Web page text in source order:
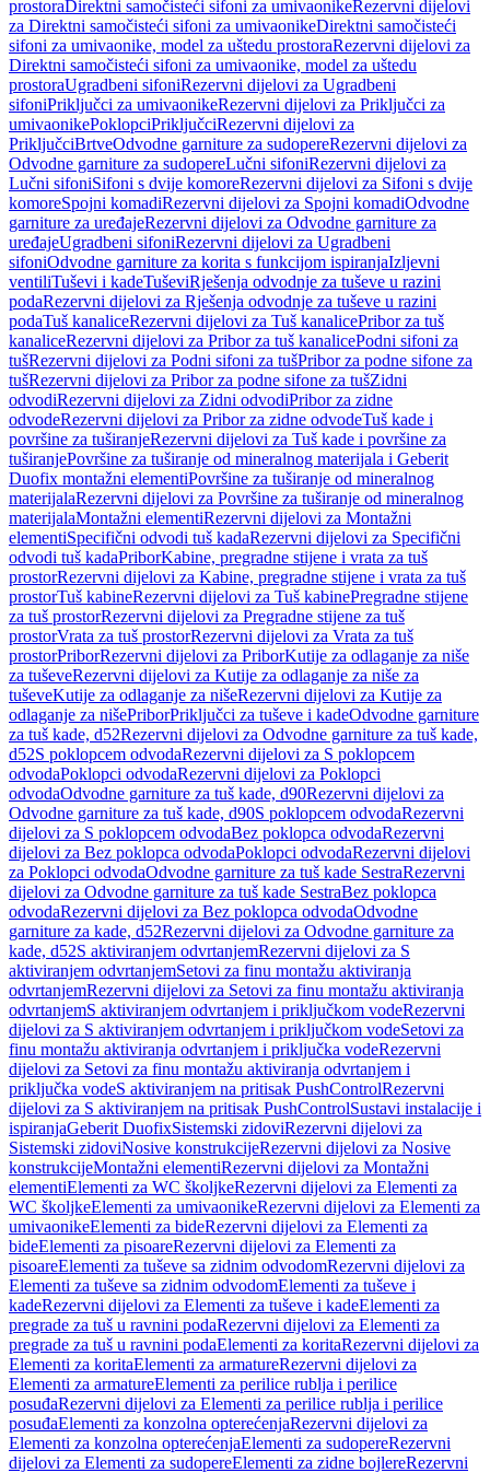
prostoraDirektni samočisteći sifoni za umivaonikeRezervni dijelovi
za Direktni samočisteći sifoni za umivaonikeDirektni samočisteći
sifoni za umivaonike, model za uštedu prostoraRezervni dijelovi za
Direktni samočisteći sifoni za umivaonike, model za uštedu
prostoraUgradbeni sifoniRezervni dijelovi za Ugradbeni
sifoniPriključci za umivaonikeRezervni dijelovi za Priključci za
umivaonikePoklopciPriključciRezervni dijelovi za
PriključciBrtveOdvodne garniture za sudopereRezervni dijelovi za
Odvodne garniture za sudopereLučni sifoniRezervni dijelovi za
Lučni sifoniSifoni s dvije komoreRezervni dijelovi za Sifoni s dvije
komoreSpojni komadiRezervni dijelovi za Spojni komadiOdvodne
garniture za uređajeRezervni dijelovi za Odvodne garniture za
uređajeUgradbeni sifoniRezervni dijelovi za Ugradbeni
sifoniOdvodne garniture za korita s funkcijom ispiranjaIzljevni
ventiliTuševi i kadeTuševiRješenja odvodnje za tuševe u razini
podaRezervni dijelovi za Rješenja odvodnje za tuševe u razini
podaTuš kanaliceRezervni dijelovi za Tuš kanalicePribor za tuš
kanaliceRezervni dijelovi za Pribor za tuš kanalicePodni sifoni za
tušRezervni dijelovi za Podni sifoni za tušPribor za podne sifone za
tušRezervni dijelovi za Pribor za podne sifone za tušZidni
odvodiRezervni dijelovi za Zidni odvodiPribor za zidne
odvodeRezervni dijelovi za Pribor za zidne odvodeTuš kade i
površine za tuširanjeRezervni dijelovi za Tuš kade i površine za
tuširanjePovršine za tuširanje od mineralnog materijala i Geberit
Duofix montažni elementiPovršine za tuširanje od mineralnog
materijalaRezervni dijelovi za Površine za tuširanje od mineralnog
materijalaMontažni elementiRezervni dijelovi za Montažni
elementiSpecifični odvodi tuš kadaRezervni dijelovi za Specifični
odvodi tuš kadaPriborKabine, pregradne stijene i vrata za tuš
prostorRezervni dijelovi za Kabine, pregradne stijene i vrata za tuš
prostorTuš kabineRezervni dijelovi za Tuš kabinePregradne stijene
za tuš prostorRezervni dijelovi za Pregradne stijene za tuš
prostorVrata za tuš prostorRezervni dijelovi za Vrata za tuš
prostorPriborRezervni dijelovi za PriborKutije za odlaganje za niše
za tuševeRezervni dijelovi za Kutije za odlaganje za niše za
tuševeKutije za odlaganje za nišeRezervni dijelovi za Kutije za
odlaganje za nišePriborPriključci za tuševe i kadeOdvodne garniture
za tuš kade, d52Rezervni dijelovi za Odvodne garniture za tuš kade,
d52S poklopcem odvodaRezervni dijelovi za S poklopcem
odvodaPoklopci odvodaRezervni dijelovi za Poklopci
odvodaOdvodne garniture za tuš kade, d90Rezervni dijelovi za
Odvodne garniture za tuš kade, d90S poklopcem odvodaRezervni
dijelovi za S poklopcem odvodaBez poklopca odvodaRezervni
dijelovi za Bez poklopca odvodaPoklopci odvodaRezervni dijelovi
za Poklopci odvodaOdvodne garniture za tuš kade SestraRezervni
dijelovi za Odvodne garniture za tuš kade SestraBez poklopca
odvodaRezervni dijelovi za Bez poklopca odvodaOdvodne
garniture za kade, d52Rezervni dijelovi za Odvodne garniture za
kade, d52S aktiviranjem odvrtanjemRezervni dijelovi za S
aktiviranjem odvrtanjemSetovi za finu montažu aktiviranja
odvrtanjemRezervni dijelovi za Setovi za finu montažu aktiviranja
odvrtanjemS aktiviranjem odvrtanjem i priključkom vodeRezervni
dijelovi za S aktiviranjem odvrtanjem i priključkom vodeSetovi za
finu montažu aktiviranja odvrtanjem i priključka vodeRezervni
dijelovi za Setovi za finu montažu aktiviranja odvrtanjem i
priključka vodeS aktiviranjem na pritisak PushControlRezervni
dijelovi za S aktiviranjem na pritisak PushControlSustavi instalacije i
ispiranjaGeberit DuofixSistemski zidoviRezervni dijelovi za
Sistemski zidoviNosive konstrukcijeRezervni dijelovi za Nosive
konstrukcijeMontažni elementiRezervni dijelovi za Montažni
elementiElementi za WC školjkeRezervni dijelovi za Elementi za
WC školjkeElementi za umivaonikeRezervni dijelovi za Elementi za
umivaonikeElementi za bideRezervni dijelovi za Elementi za
bideElementi za pisoareRezervni dijelovi za Elementi za
pisoareElementi za tuševe sa zidnim odvodomRezervni dijelovi za
Elementi za tuševe sa zidnim odvodomElementi za tuševe i
kadeRezervni dijelovi za Elementi za tuševe i kadeElementi za
pregrade za tuš u ravnini podaRezervni dijelovi za Elementi za
pregrade za tuš u ravnini podaElementi za koritaRezervni dijelovi za
Elementi za koritaElementi za armatureRezervni dijelovi za
Elementi za armatureElementi za perilice rublja i perilice
posuđaRezervni dijelovi za Elementi za perilice rublja i perilice
posuđaElementi za konzolna opterećenjaRezervni dijelovi za
Elementi za konzolna opterećenjaElementi za sudopereRezervni
dijelovi za Elementi za sudopereElementi za zidne bojlereRezervni